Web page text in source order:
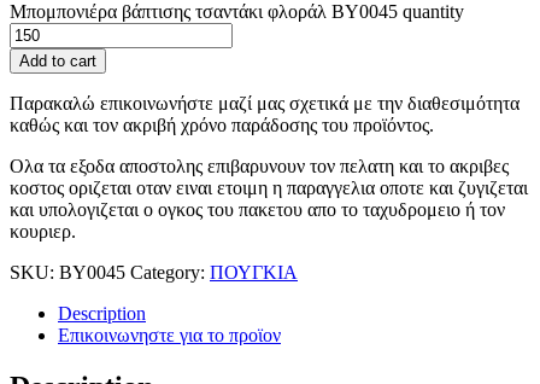
Μπομπονιέρα βάπτισης τσαντάκι φλοράλ ΒΥ0045 quantity
Add to cart
Παρακαλώ επικοινωνήστε μαζί μας σχετικά με την διαθεσιμότητα
καθώς και τον ακριβή χρόνο παράδοσης του προϊόντος.
Ολα τα εξοδα αποστολης επιβαρυνουν τον πελατη και το ακριβες
κοστος οριζεται οταν ειναι ετοιμη η παραγγελια οποτε και ζυγιζεται
και υπολογιζεται ο ογκος του πακετου απο το ταχυδρομειο ή τον
κουριερ.
SKU: ΒΥ0045 Category: ΠΟΥΓΚΙΑ
Description
Επικοινωνηστε για το προϊoν